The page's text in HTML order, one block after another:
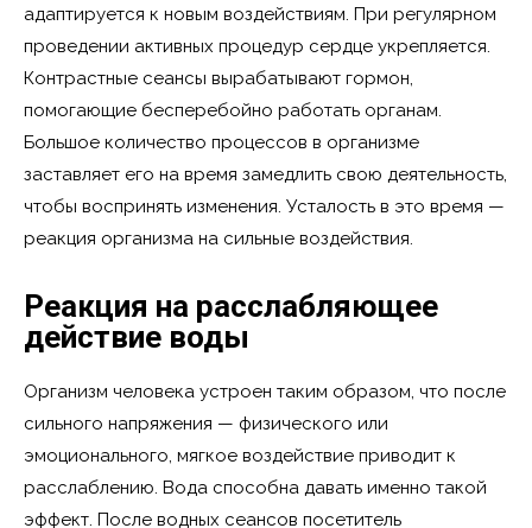
адаптируется к новым воздействиям. При регулярном
проведении активных процедур сердце укрепляется.
Контрастные сеансы вырабатывают гормон,
помогающие бесперебойно работать органам.
Большое количество процессов в организме
заставляет его на время замедлить свою деятельность,
чтобы воспринять изменения. Усталость в это время —
реакция организма на сильные воздействия.
Реакция на расслабляющее
действие воды
Организм человека устроен таким образом, что после
сильного напряжения — физического или
эмоционального, мягкое воздействие приводит к
расслаблению. Вода способна давать именно такой
эффект. После водных сеансов посетитель